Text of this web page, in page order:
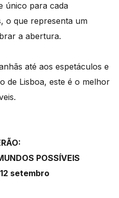
único para cada
o que representa um
a abertura.
até aos espetáculos e
de Lisboa, este é o melhor
POSSÍVEIS
setembro